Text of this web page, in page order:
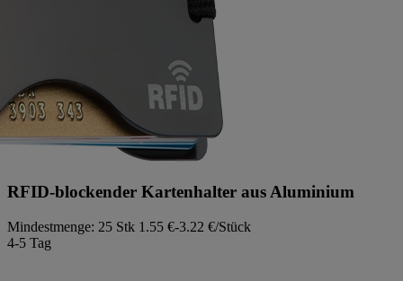
RFID-blockender Kartenhalter aus Aluminium
Mindestmenge: 25 Stk 1.55 €-3.22 €/Stück
4-5 Tag